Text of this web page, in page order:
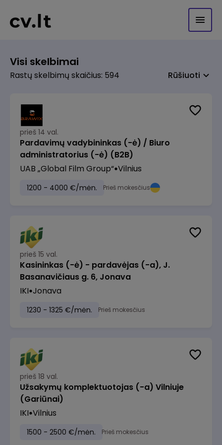
Visi skelbimai
Rastų skelbimų skaičius: 594 Rūšiuoti
prieš 14 val.
Pardavimų vadybininkas (-ė) / Biuro
administratorius (-ė) (B2B)
UAB „Global Film Group“ Vilnius
1200 - 4000 €/mėn. Prieš mokesčius
prieš 15 val.
Kasininkas (-ė) - pardavėjas (-a), J.
Basanavičiaus g. 6, Jonava
IKI Jonava
1230 - 1325 €/mėn. Prieš mokesčius
prieš 18 val.
Užsakymų komplektuotojas (-a) Vilniuje
(Gariūnai)
IKI Vilnius
1500 - 2500 €/mėn. Prieš mokesčius